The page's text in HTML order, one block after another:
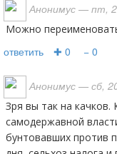
Анонимус — пт,
Можно
ответить ✚ 0 − 0
Анонимус — сб,
Зря вы так на качков. Казаки всегда были плотом
самодержавной
бунтовавших против